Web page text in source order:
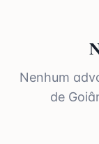
Nenhum
de